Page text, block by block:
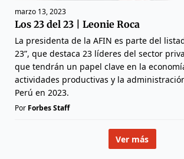
marzo 13, 2023
Los 23 del 23 | Leonie Roca
La presidenta de la AFIN es parte del
23”, que destaca 23 líderes del sector
que tendrán un papel clave en la
actividades productivas y la
Perú en 2023.
Por Forbes Staff
Ver más